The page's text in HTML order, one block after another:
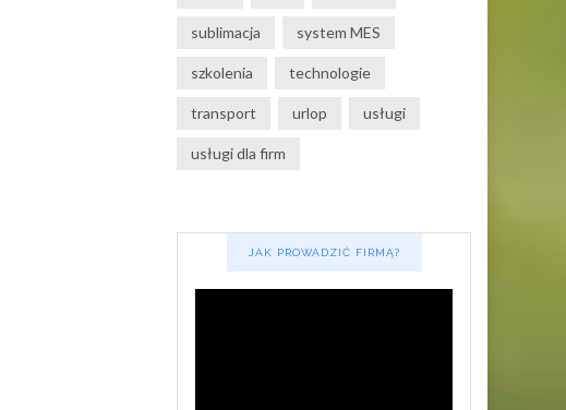
sublimacja system MES
szkolenia technologie
transport urlop usługi
usługi dla firm
JAK PROWADZIĆ FIRMĄ?